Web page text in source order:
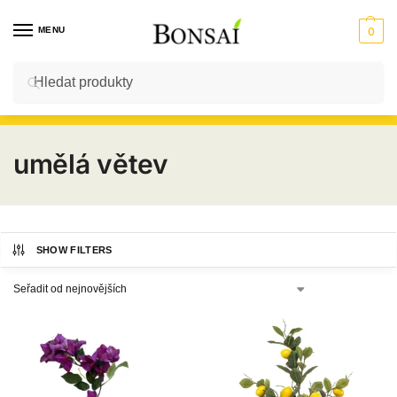
MENU 0
Vstup do E-SHOPU
umělá větev
SHOW FILTERS